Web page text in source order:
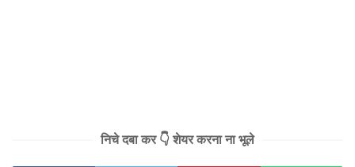
निचे दबा कर 👇 शेयर करना ना भूले